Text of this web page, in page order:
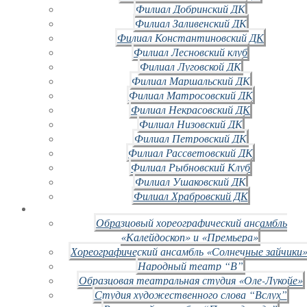
Филиал Добринский ДК
Филиал Заливенский ДК
Филиал Константиновский ДК
Филиал Лесновский клуб
Филиал Луговской ДК
Филиал Маршальский ДК
Филиал Матросовский ДК
Филиал Некрасовский ДК
Филиал Низовский ДК
Филиал Петровский ДК
Филиал Рассветовский ДК
Филиал Рыбновский Клуб
Филиал Ушаковский ДК
Филиал Храбровский ДК
Образцовый хореографический ансамбль
«Калейдоскоп» и «Премьера»
Хореографический ансамбль «Солнечные
Народный театр “В”
Образцовая театральная студия «Оле-Лукойе»
Студия художественного слова “Вслух”